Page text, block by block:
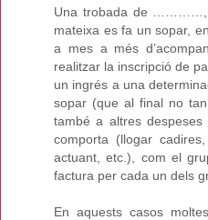
Una trobada de …………,
mateixa es fa un sopar,
a mes a més
realitzar la inscripció de
un ingrés a una
sopar (que al final no
també a altres despeses
comporta (llogar
actuant, etc.), com el
factura per cada un dels
En aquests casos